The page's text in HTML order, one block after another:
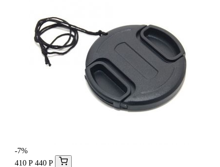
-7%
410 Р 440 Р